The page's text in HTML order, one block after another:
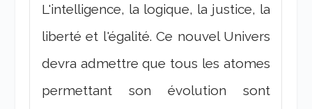
L'intelligence, la logique, la justice, la
liberté et l'égalité. Ce nouvel Univers
devra admettre que tous les atomes
permettant son évolution sont